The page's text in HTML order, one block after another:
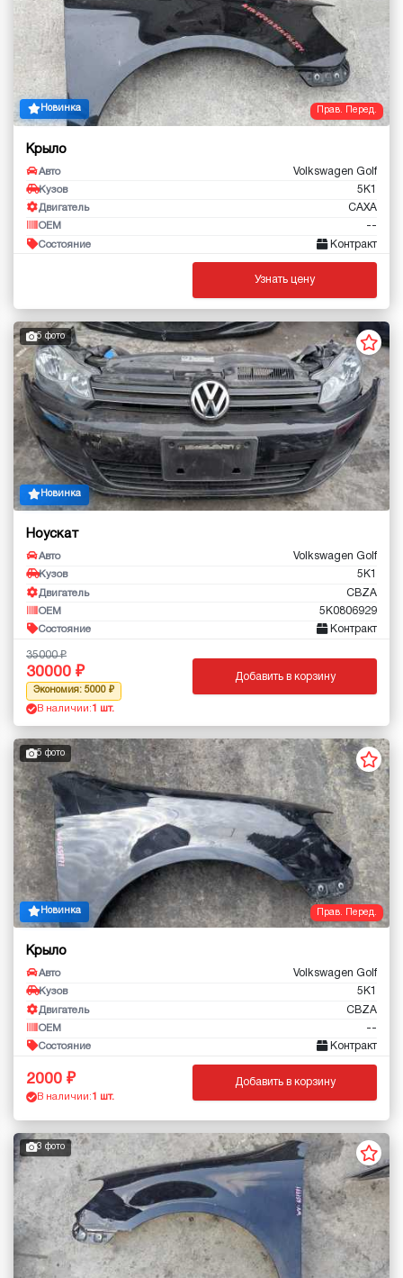
Прав. Перед.
Новинка
Крыло
Авто Volkswagen Golf
Кузов 5K1
Двигатель CAXA
OEM --
Состояние Контракт
Узнать цену
5 фото
Новинка
Ноускат
Авто Volkswagen Golf
Кузов 5K1
Двигатель CBZA
OEM 5K0806929
Состояние Контракт
35000
30000
Экономия: 5000
В наличии: 1 шт.
Добавить в корзину
Прав. Перед.
5 фото
Новинка
Крыло
Авто Volkswagen Golf
Кузов 5K1
Двигатель CBZA
OEM --
Состояние Контракт
2000
В наличии: 1 шт.
Добавить в корзину
3 фото